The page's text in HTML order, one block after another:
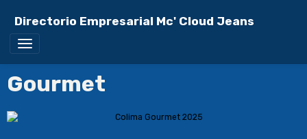
Directorio Empresarial Mc' Cloud Jeans
Gourmet